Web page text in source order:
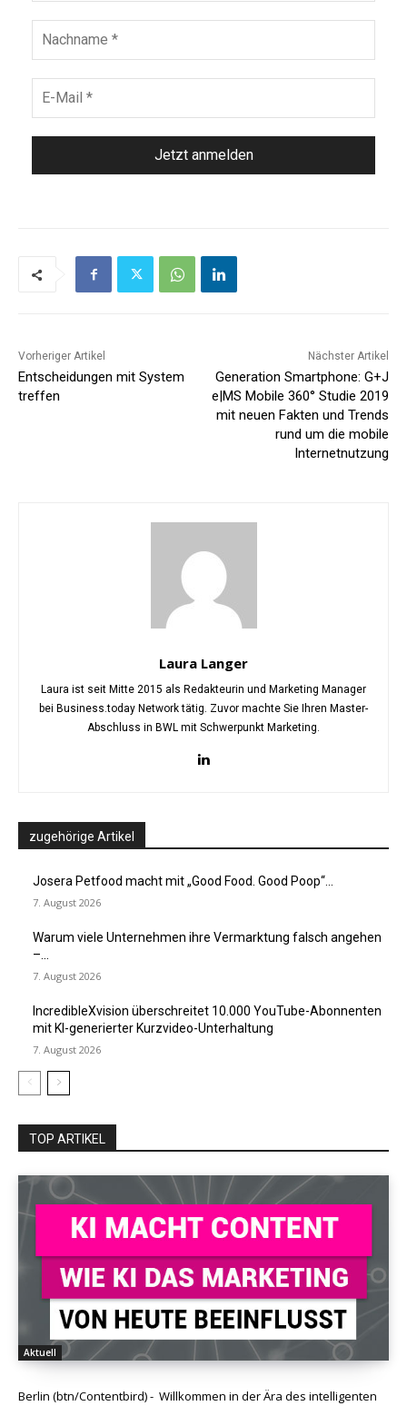
Vorheriger Artikel
Entscheidungen mit System
treffen
Nächster Artikel
Generation Smartphone: G+J
e|MS Mobile 360° Studie 2019
mit neuen Fakten und Trends
rund um die mobile
Internetnutzung
Laura Langer
Laura ist seit Mitte 2015 als Redakteurin und Marketing Manager
bei Business.today Network tätig. Zuvor machte Sie Ihren Master-
Abschluss in BWL mit Schwerpunkt Marketing.
zugehörige Artikel
Josera Petfood macht mit „Good Food. Good Poop“...
7. August 2026
Warum viele Unternehmen ihre Vermarktung falsch angehen
–...
7. August 2026
IncredibleXvision überschreitet 10.000 YouTube-Abonnenten
mit KI-generierter Kurzvideo-Unterhaltung
7. August 2026
TOP ARTIKEL
Aktuell
Berlin (btn/Contentbird) - Willkommen in der Ära des intelligenten